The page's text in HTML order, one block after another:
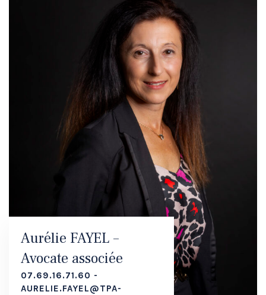
Aurélie FAYEL –
Avocate associée
07.69.16.71.60 -
AURELIE.FAYEL@TPA-